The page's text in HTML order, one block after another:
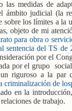
las medidas de
judicial (la
los límites a la
objeto de mi
para obra o
sentencia del TS de
por el
por el grupo
riguroso a la par
criminalización de
en la
de trabajo.